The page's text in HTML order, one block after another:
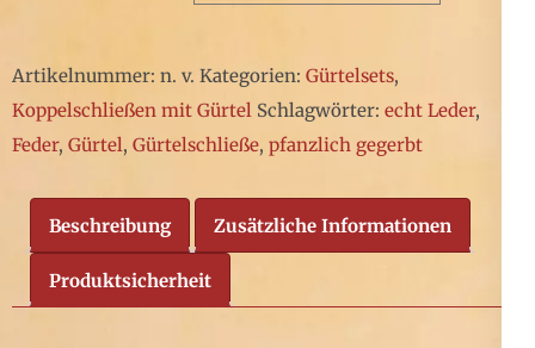
Artikelnummer: n. v. Kategorien: Gürtelsets,
Koppelschließen mit Gürtel Schlagwörter: echt Leder,
Feder, Gürtel, Gürtelschließe, pfanzlich gegerbt
Beschreibung Zusätzliche Informationen
Produktsicherheit